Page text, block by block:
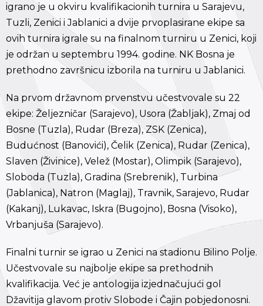
igrano je u okviru kvalifikacionih turnira u Sarajevu,
Tuzli, Zenici i Jablanici a dvije prvoplasirane ekipe sa
ovih turnira igrale su na finalnom turniru u Zenici, koji
je održan u septembru 1994. godine. NK Bosna je
prethodno završnicu izborila na turniru u Jablanici.
Na prvom državnom prvenstvu učestvovale su 22
ekipe: Željezničar (Sarajevo), Usora (Žabljak), Zmaj od
Bosne (Tuzla), Rudar (Breza), ZSK (Zenica),
Budućnost (Banovići), Čelik (Zenica), Rudar (Zenica),
Slaven (Živinice), Velež (Mostar), Olimpik (Sarajevo),
Sloboda (Tuzla), Gradina (Srebrenik), Turbina
(Jablanica), Natron (Maglaj), Travnik, Sarajevo, Rudar
(Kakanj), Lukavac, Iskra (Bugojno), Bosna (Visoko),
Vrbanjuša (Sarajevo).
Finalni turnir se igrao u Zenici na stadionu Bilino Polje.
Učestvovale su najbolje ekipe sa prethodnih
kvalifikacija. Već je antologija izjednačujući gol
Džavitija glavom protiv Slobode i Čajin pobjedonosni.